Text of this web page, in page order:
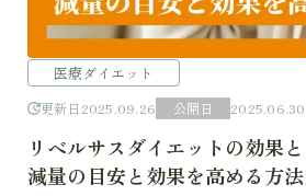
医療ダイエット
更新日 2025.09.26 公開日 2025.06.30
リベルサスダイエットの効果
減量の目安と効果を高める方法